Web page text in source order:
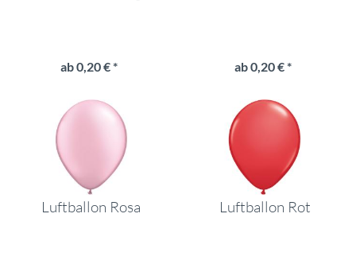
ab 0,20 € * ab 0,20 € *
Luftballon Rosa Luftballon Rot